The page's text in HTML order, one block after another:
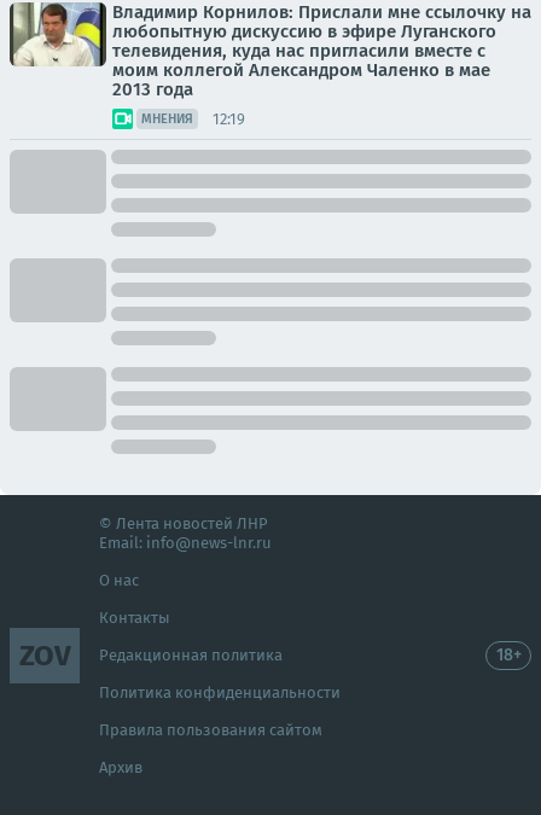
Владимир Корнилов: Прислали мне ссылочку на
любопытную дискуссию в эфире Луганского
телевидения, куда нас пригласили вместе с
моим коллегой Александром Чаленко в мае
2013 года
МНЕНИЯ 12:19
ZOV
© Лента новостей ЛНР
Email: info@news-lnr.ru
О нас
Контакты
Редакционная политика
Политика конфиденциальности
Правила пользования сайтом
Архив
18+